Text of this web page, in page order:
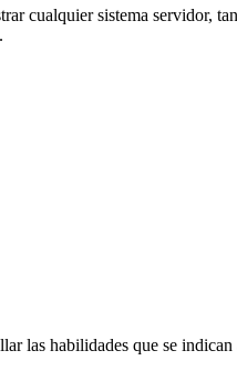
cualquier sistema servidor,
las habilidades que se